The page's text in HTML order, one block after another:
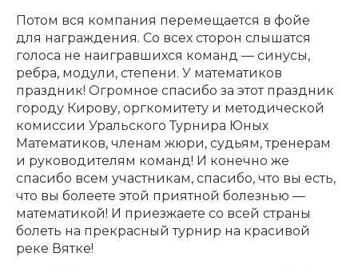
Потом вся компания перемещается в фойе
для награждения. Со всех сторон слышатся
голоса не наигравшихся команд — синусы,
ребра, модули, степени. У математиков
праздник! Огромное спасибо за этот праздник
городу Кирову, оргкомитету и методической
комиссии Уральского Турнира Юных
Математиков, членам жюри, судьям, тренерам
и руководителям команд! И конечно же
спасибо всем участникам, спасибо, что вы есть,
что вы болеете этой приятной болезнью —
математикой! И приезжаете со всей страны
болеть на прекрасный турнир на красивой
реке Вятке!